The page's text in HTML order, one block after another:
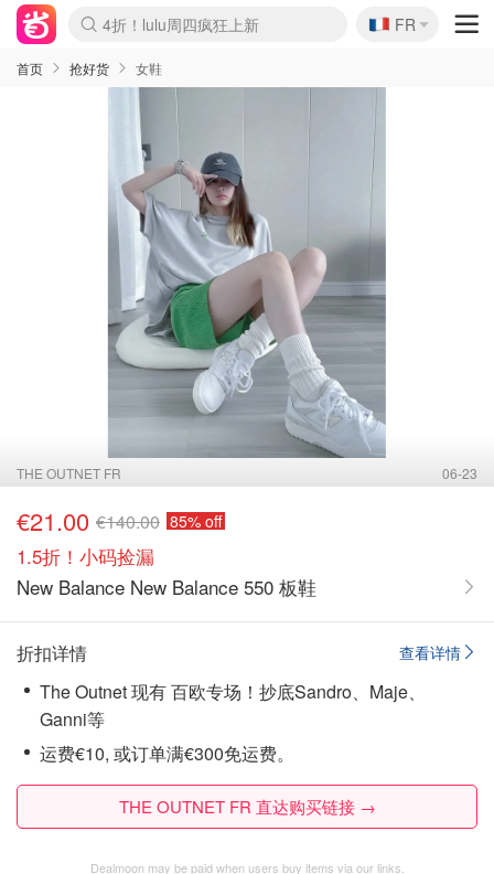
Boticinal 夏促开抢！
4折！lulu周四疯狂上新
还没结束！&OtherStories大促
Joybuy变相75折 随时失效
速领！Stanley独家85折
疑似霸哥！Camper额外叠85折
Zalando 奥莱闪促！每日更新
Moncler反季囤！5折起+叠9折
Coach Brooklyn仅€192
🇫🇷
FR
首页 抢好货 女鞋
THE OUTNET FR 06-23
€21.00 €140.00 85% off
1.5折！小码捡漏
New Balance New Balance 550 板鞋
查看详情
折扣详情
The Outnet 现有 百欧专场！抄底Sandro、Maje、
Ganni等
运费€10, 或订单满€300免运费。
THE OUTNET FR 直达购买链接 →
Dealmoon may be paid when users buy items via our links.